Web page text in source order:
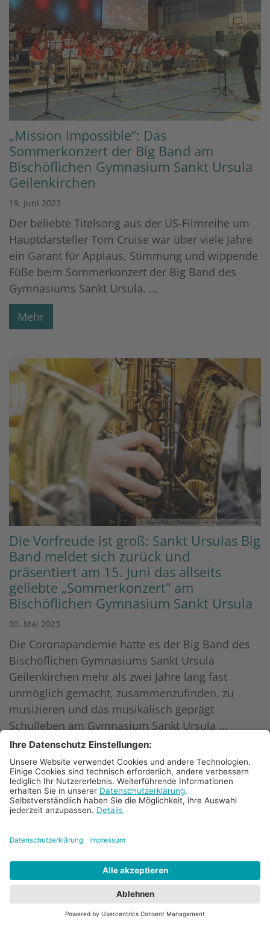
„Mission Impossible“: Das
Sommerkonzert der Big Band am
Bischöflichen Gymnasium Sankt Ursula
Geilenkirchen
19. Juni 2023
Der beliebte Titelsong aus der US-Filmreihe um
Hauptdarsteller Tom Cruise war über viele Jahre
ein Garant für Applaus, Stimmung und wippende
Füße beim Sommerkonzert der Big Band des
Gymnasiums Sankt Ursula. ...
Mehr
© Bischöfliches Gymnasium St. Ursula Geilenkirchen
Die Vorfreude ist groß: Sankt Ursulas Big
Band meldet sich zurück und
präsentiert am 15. Juni das allseits
geliebte „Sommerkonzert“ am
Bischöflichen Gymnasium Sankt Ursula
30. Mai 2023
Die Coronapandemie hatte es der Big Band des
Bischöflichen Gymnasiums Sankt Ursula
Geilenkirchen mehr als zwei Jahre lang fast
unmöglich gemacht, zusammenzufinden, zu
musizieren und das musikalisch geprägt
Schulleben am Gymnasium Sankt Ursula ...